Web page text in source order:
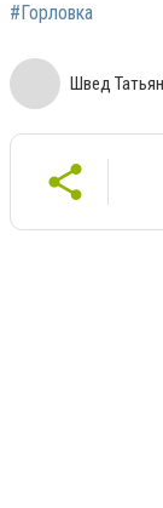
#Горловка
Швед